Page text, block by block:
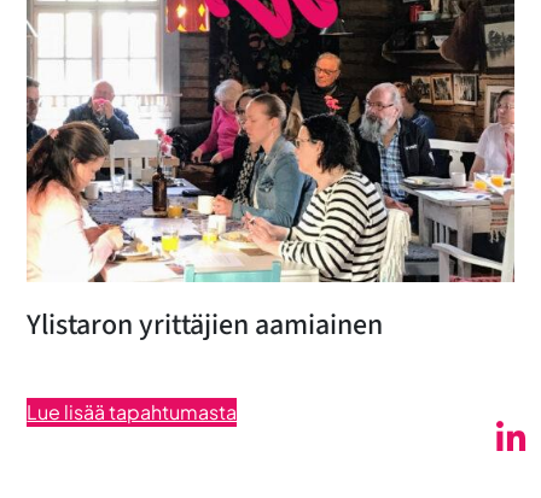
Ylistaron yrittäjien aamiainen
Lue lisää tapahtumasta